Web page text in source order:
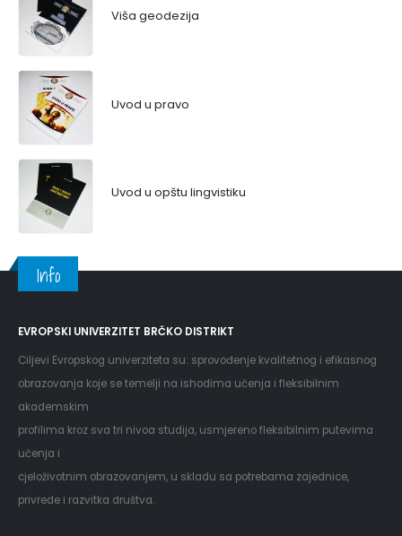
Viša geodezija
Uvod u pravo
Uvod u opštu lingvistiku
Info
EVROPSKI UNIVERZITET BRČKO DISTRIKT
Ciljevi Evropskog univerziteta su: sprovođenje kvalitetnog i efikasnog
obrazovanja koje se temelji na ishodima učenja i fleksibilnim
akademskim
profilima kroz sva tri nivoa studija, usmjereno fleksibilnim putevima
učenja i
cjeloživotnim obrazovanjem, u skladu sa potrebama zajednice,
privrede i razvitka društva.